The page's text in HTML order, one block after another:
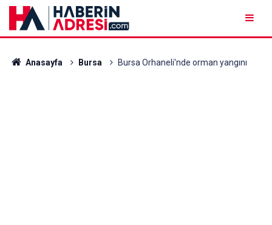
Anasayfa Bursa Bursa Orhaneli'nde orman yangını